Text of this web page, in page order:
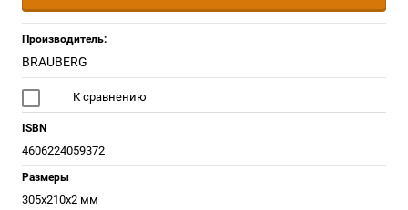
Производитель:
BRAUBERG
К сравнению
ISBN
4606224059372
Размеры
305x210x2 мм